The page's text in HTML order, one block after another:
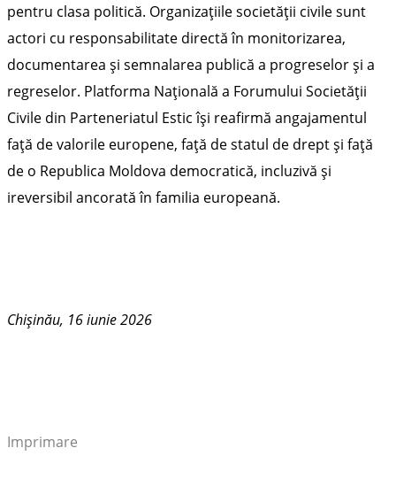
pentru clasa politică. Organizațiile societății civile sunt
actori cu responsabilitate directă în monitorizarea,
documentarea și semnalarea publică a progreselor și a
regreselor. Platforma Națională a Forumului Societății
Civile din Parteneriatul Estic își reafirmă angajamentul
față de valorile europene, față de statul de drept și față
de o Republica Moldova democratică, incluzivă și
ireversibil ancorată în familia europeană.
Chișinău, 16 iunie 2026
Imprimare